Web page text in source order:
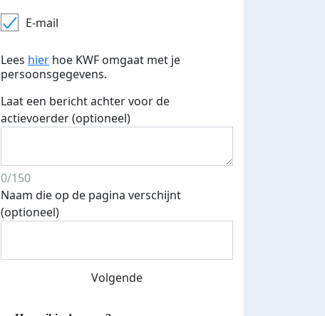
Streefbedrag verhoogd
E-mail
Lees hier hoe KWF omgaat met je
persoonsgegevens.
Laat een bericht achter voor de
actievoerder (optioneel)
0/150
Naam die op de pagina verschijnt
(optioneel)
Volgende